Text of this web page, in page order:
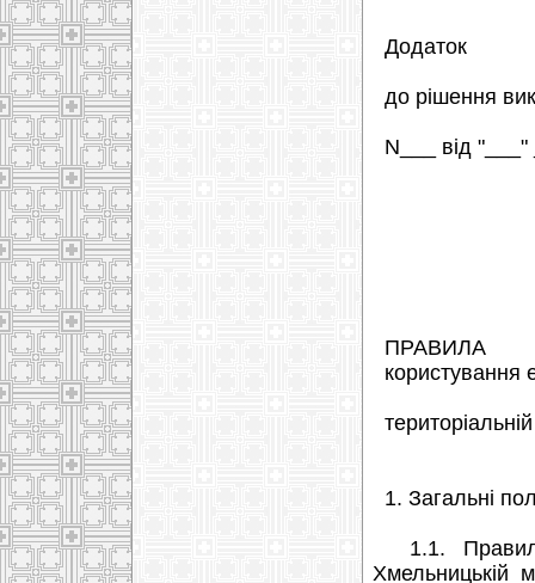
Додаток
до рішення
N___ від
ПРАВИЛА
користування
1. Загальні
1.1. Правила
Хмельницькій